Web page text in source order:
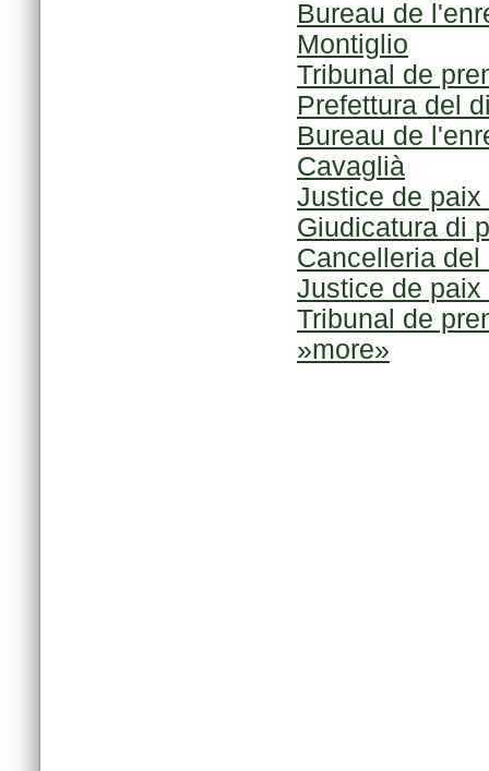
Montiglio
Tribunal de
Prefettura del
Cavaglià
Justice de paix
Giudicatura di
Cancelleria
Justice de paix
Tribunal de
»more»